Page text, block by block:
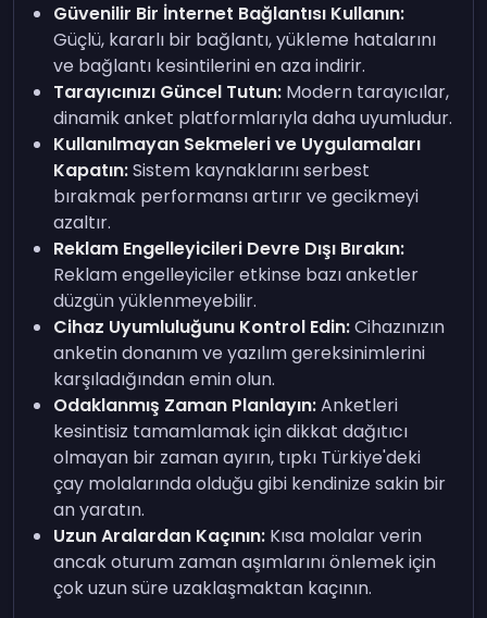
Güvenilir Bir İnternet Bağlantısı Kullanın:
Güçlü, kararlı bir bağlantı, yükleme hatalarını
ve bağlantı kesintilerini en aza indirir.
Tarayıcınızı Güncel Tutun: Modern tarayıcılar,
dinamik anket platformlarıyla daha uyumludur.
Kullanılmayan Sekmeleri ve Uygulamaları
Kapatın:Sistem kaynaklarını serbest
bırakmak performansı artırır ve gecikmeyi
azaltır.
Reklam Engelleyicileri Devre Dışı Bırakın:
Reklam engelleyiciler etkinse bazı anketler
düzgün yüklenmeyebilir.
Cihaz Uyumluluğunu Kontrol Edin:Cihazınızın
anketin donanım ve yazılım gereksinimlerini
karşıladığından emin olun.
Odaklanmış Zaman Planlayın:Anketleri
kesintisiz tamamlamak için dikkat dağıtıcı
olmayan bir zaman ayırın, tıpkı Türkiye'deki
çay molalarında olduğu gibi kendinize sakin bir
an yaratın.
Uzun Aralardan Kaçının: Kısa molalar verin
ancak oturum zaman aşımlarını önlemek için
çok uzun süre uzaklaşmaktan kaçının.